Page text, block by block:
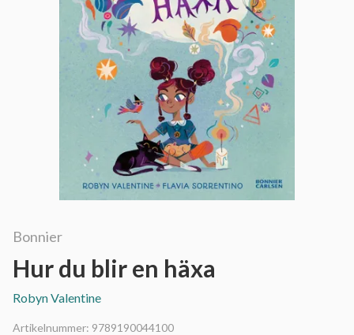
Bonnier
Hur du blir en häxa
Robyn Valentine
Artikelnummer: 9789190044100